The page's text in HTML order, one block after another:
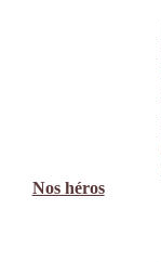
Nos héros